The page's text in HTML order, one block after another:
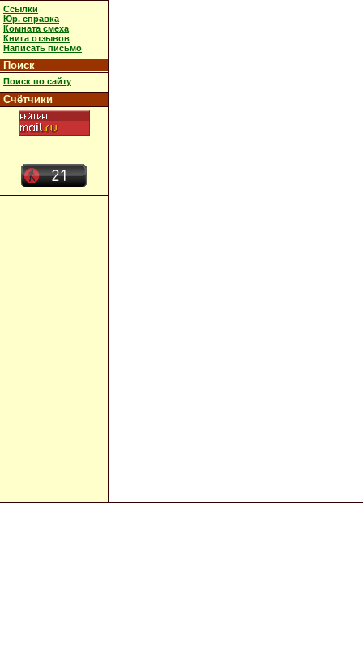
Ссылки
Юр. справка
Комната смеха
Книга отзывов
Написать письмо
Поиск
Поиск по сайту
Счётчики